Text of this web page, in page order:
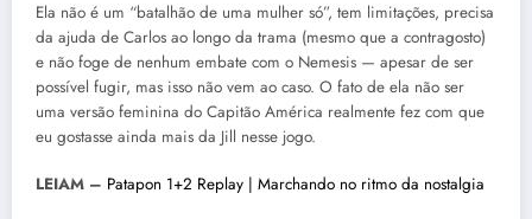
Ela não é um “batalhão de uma mulher só”, tem limitações, precisa
da ajuda de Carlos ao longo da trama (mesmo que a contragosto)
e não foge de nenhum embate com o Nemesis — apesar de ser
possível fugir, mas isso não vem ao caso. O fato de ela não ser
uma versão feminina do Capitão América realmente fez com que
eu gostasse ainda mais da Jill nesse jogo.
LEIAM – Patapon 1+2 Replay | Marchando no ritmo da nostalgia